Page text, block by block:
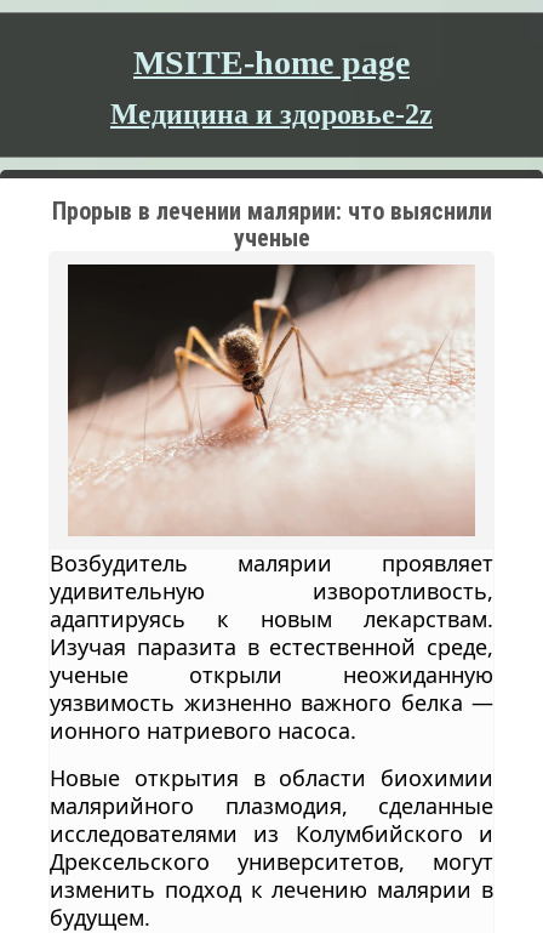
MSITE-home page
Медицина и здоровье-2z
Прорыв в лечении малярии: что выяснили
ученые
Возбудитель малярии проявляет
удивительную изворотливость,
адаптируясь к новым лекарствам.
Изучая паразита в естественной среде,
ученые открыли неожиданную
уязвимость жизненно важного белка —
ионного натриевого насоса.
Новые открытия в области биохимии
малярийного плазмодия, сделанные
исследователями из Колумбийского и
Дрексельского университетов, могут
изменить подход к лечению малярии в
будущем.